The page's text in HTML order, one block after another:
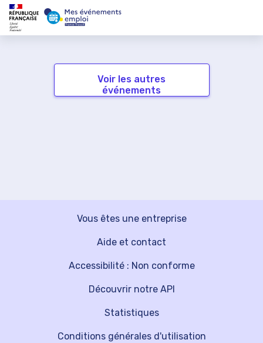
Voir les autres
événements
Vous êtes une entreprise
Découvrir notre API
Aide et contact
Statistiques
Accessibilité : Non conforme
Conditions générales d'utilisation